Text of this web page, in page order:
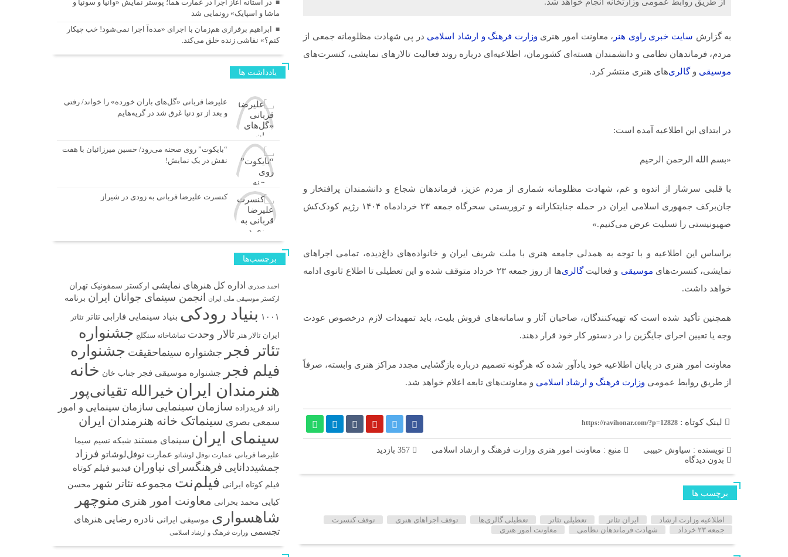
به گزارش سایت خبری راوی هنر ، معاونت امور هنری وزارت فرهنگ و ارشاد اسلامی در پی شهادت مظلومانه جمعی از
مردم، فرماندهان نظامی و دانشمندان هسته‌ای کشورمان، اطلاعیه‌ای درباره روند فعالیت تالارهای نمایشی، کنسرت‌های
موسیقی وگالری‌های هنری منتشر کرد.
در ابتدای این اطلاعیه آمده است:
«بسم الله الرحمن الرحیم
با قلبی سرشار از اندوه و غم، شهادت مظلومانه شماری از مردم عزیز، فرماندهان شجاع و دانشمندان پرافتخار و
جان‌برکف جمهوری اسلامی ایران در حمله جنایتکارانه و تروریستی سحرگاه جمعه ۲۳ خردادماه ۱۴۰۴ رژیم کودک‌کش
صهیونیستی را تسلیت عرض می‌کنیم.»
براساس این اطلاعیه و با توجه به همدلی جامعه هنری با ملت شریف ایران و خانواده‌های داغ‌دیده، تمامی اجراهای
نمایشی، کنسرت‌های موسیقی و فعالیتگالری
‌ها از روز جمعه ۲۳ خرداد متوقف شده و این تعطیلی تا اطلاع ثانوی ادامه
خواهد داشت.
همچنین تأکید شده است که تهیه‌کنندگان، صاحبان آثار و سامانه‌های فروش بلیت، باید تمهیدات لازم درخصوص عودت
وجه یا تعیین اجرای جایگزین را در دستور کار خود قرار دهند.
معاونت امور هنری در پایان اطلاعیه خود یادآور شده که هرگونه تصمیم درباره بازگشایی مجدد مراکز هنری وابسته، صرفاً
از طریق روابط عمومی وزارت فرهنگ و ارشاد اسلامی و معاونت‌های تابعه اعلام خواهد شد.
لینک کوتاه : https://ravihonar.com/?p=12828
نویسنده : سیاوش حبیبی منبع : معاونت امور هنری وزارت فرهنگ و ارشاد اسلامی
بدون دیدگاه
برچسب ها
اطلاعیه وزارت ارشاد ایران تئاتر تعطیلی تئاتر تعطیلی گالری‌ها توقف اجراهای هنری
توقف کنسرت
جمعه ۲۳ خرداد
شهادت فرماندهان نظامی معاونت امور هنری
در آستانه آغاز اجرا در عمارت هما؛ پوستر نمایش «وانیا و سونیا و
ماشا و اسپایک» رونمایی شد
ابراهیم برفرازی هم‌زمان با اجرای «مده‌آ اجرا نمی‌شود! خب چیکار
کنم؟» نقاشی زنده خلق می‌کند.
یادداشت ها
علیرضا قربانی «گل‌های باران خورده» را خواند/ رفتی
و بعد از تو دنیا غرق شد در گریه‌هایم
“بایکوت” روی صحنه می‌رود/ حسین میرزائیان با هفت
نقش در یک نمایش!
کنسرت علیرضا قربانی به زودی در شیراز
برچسب‌ها
احمد صدری اداره کل هنرهای نمایشی ارکستر سمفونیک تهران
ارکستر موسیقی ملی ایران انجمن سینمای جوانان ایران برنامه
۱۰۰۱ بنیاد رودکی بنیاد سینمایی فارابی تئاتر تئاتر
ایران تالار هنر تالار وحدت تماشاخانه سنگلج جشنواره
تئاتر فجر
جشنواره سینماحقیقت جشنواره
فیلم فجر
جشنواره موسیقی فجر جناب خان خانه
هنرمندان ایران خیرالله تقیانی‌پور
رائد فریدزاده سازمان سینمایی سازمان سینمایی و امور
سمعی بصری سینماتک خانه هنرمندان ایران
سینمای ایران سینمای مستند شبکه نسیم سیما
علیرضا قربانی عمارت نوفل لوشاتو عمارت نوفل‌لوشاتو فرزاد
جمشیددانایی فرهنگسرای نیاوران فیدیبو فیلم کوتاه
فیلم کوتاه ایرانی فیلم‌نت مجموعه تئاتر شهر
محسن
کیایی محمد بحرانی معاونت امور هنری منوچهر
شاهسواری موسیقی ایرانی نادره رضایی هنرهای
تجسمی وزارت فرهنگ و ارشاد اسلامی